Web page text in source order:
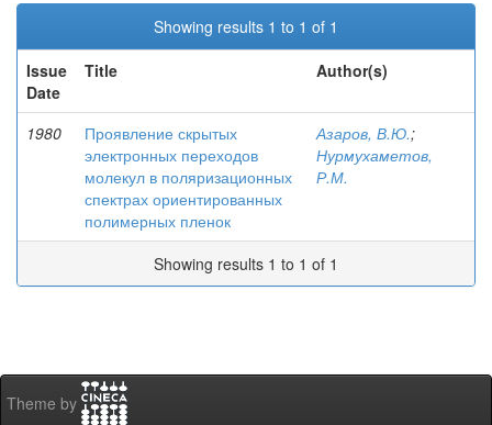
Showing results 1 to 1 of 1
Issue
Date
Title Author(s)
1980
Проявление скрытых
электронных переходов
молекул в поляризационных
спектрах ориентированных
полимерных пленок
Азаров, В.Ю.;
Нурмухаметов,
Р.М.
Showing results 1 to 1 of 1
Theme by